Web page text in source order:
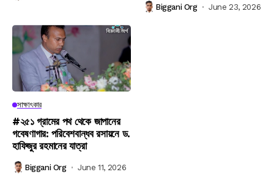
Biggani Org June 23, 2026
সাক্ষাৎকার
#২৫১ গ্রামের পথ থেকে জাপানের
গবেষণাগার: পরিবেশবান্ধব রসায়নে ড.
হাফিজুর রহমানের যাত্রা
Biggani Org June 11, 2026